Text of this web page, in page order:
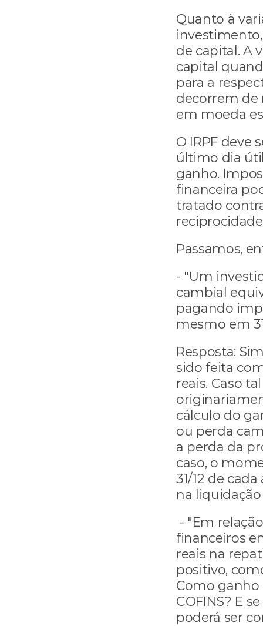
Quanto à
de capital. A
capital
para a
decorrem
em moeda
O IRPF deve
último dia
ganho.
financeira
tratado
Passamos,
- "Um
cambial
pagando
mesmo em
Resposta:
sido feita
reais. Caso
cálculo do
ou perda
a perda da
caso, o
31/12 de
na
financeiros
reais na
positivo,
Como ganho
COFINS? E
poderá ser